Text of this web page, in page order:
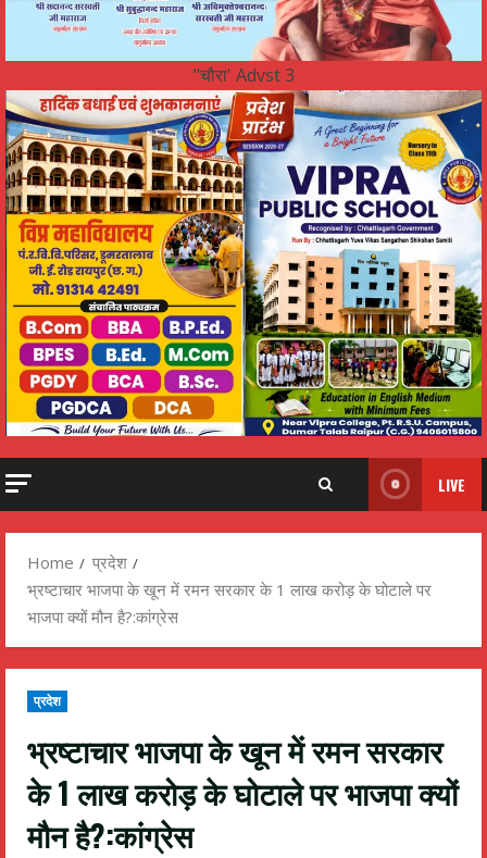
"चौरा' Advst 3
LIVE
Home
प्रदेश
भ्रष्टाचार भाजपा के खून में रमन सरकार के 1 लाख करोड़ के घोटाले पर
भाजपा क्यों मौन है?:कांग्रेस
प्रदेश
भ्रष्टाचार भाजपा के खून में रमन सरकार
के 1 लाख करोड़ के घोटाले पर भाजपा क्यों
मौन है?:कांग्रेस